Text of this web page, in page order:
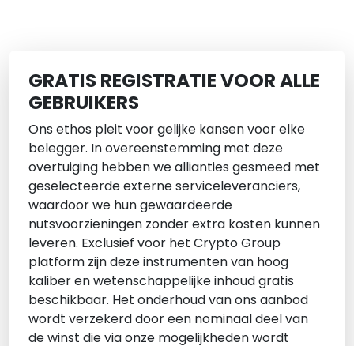
GRATIS REGISTRATIE VOOR ALLE
GEBRUIKERS
Ons ethos pleit voor gelijke kansen voor elke
belegger. In overeenstemming met deze
overtuiging hebben we allianties gesmeed met
geselecteerde externe serviceleveranciers,
waardoor we hun gewaardeerde
nutsvoorzieningen zonder extra kosten kunnen
leveren. Exclusief voor het Crypto Group
platform zijn deze instrumenten van hoog
kaliber en wetenschappelijke inhoud gratis
beschikbaar. Het onderhoud van ons aanbod
wordt verzekerd door een nominaal deel van
de winst die via onze mogelijkheden wordt